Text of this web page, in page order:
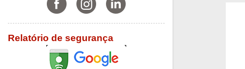
Relatório de segurança